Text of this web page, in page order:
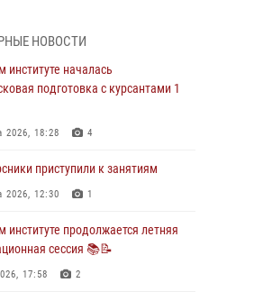
12:08 5
года в военном институте
церемония приведения
к Военной присяге
06:45 2
года курсанты военного
успешно сдали экзамен по
06:41 6
года в военном институте
НОВОСТИ
институте началась
подготовка с курсантами 1
2026, 18:28 4
приступили к занятиям
2026, 12:30 1
институте продолжается летняя
сессия 📚📝
17:58 2